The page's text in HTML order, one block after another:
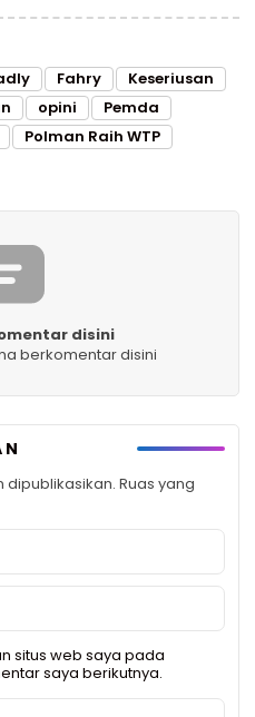
Fahry
Keseriusan
opini
Pemda
Polman Raih WTP
disini
berkomentar disini
dipublikasikan. Ruas yang
situs web saya pada
saya berikutnya.